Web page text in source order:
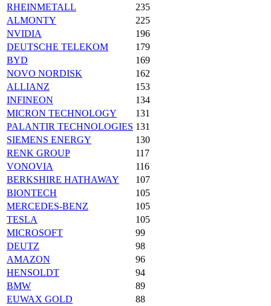
RHEINMETALL
235
ALMONTY
225
NVIDIA
196
DEUTSCHE TELEKOM
179
BYD
169
NOVO NORDISK
162
ALLIANZ
153
INFINEON
134
MICRON TECHNOLOGY
131
PALANTIR TECHNOLOGIES 131
SIEMENS ENERGY
130
RENK GROUP
117
VONOVIA
116
BERKSHIRE HATHAWAY
107
BIONTECH
105
MERCEDES-BENZ
105
TESLA
105
MICROSOFT
99
DEUTZ
98
AMAZON
96
HENSOLDT
94
BMW
89
EUWAX GOLD
88